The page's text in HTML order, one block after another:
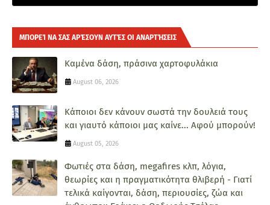
ΜΠΟΡΕΊ ΝΑ ΣΑΣ ΑΡΈΣΟΥΝ ΑΥΤΈΣ ΟΙ ΑΝΑΡΤΉΣΕΙΣ
Καμένα δάση, πράσινα χαρτοφυλάκια
August 06, 2026
Κάποιοι δεν κάνουν σωστά την δουλειά τους
και γιαυτό κάποιοι μας καίνε... Αφού μπορούν!
August 05, 2026
Φωτιές στα δάση, megafires κλπ, λόγια,
θεωρίες και η πραγματικότητα θλιβερή - Γιατί
τελικά καίγονται, δάση, περιουσίες, ζώα και